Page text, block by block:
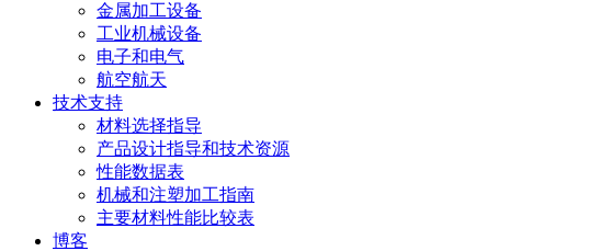
金属加工设备
工业机械设备
电子和电气
航空航天
技术支持
材料选择指导
产品设计指导和技术资源
性能数据表
机械和注塑加工指南
主要材料性能比较表
博客